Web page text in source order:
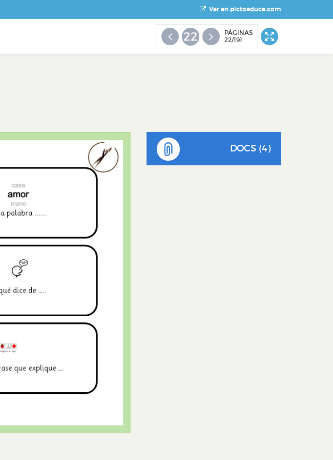
Ver en pictoeduca.com
22
PÁGINAS
22/191
DOCS (4)